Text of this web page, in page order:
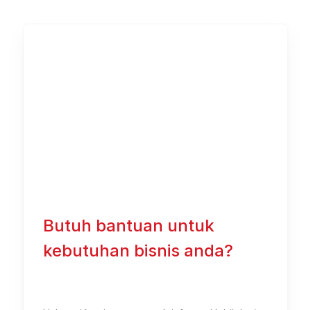
Butuh bantuan untuk
kebutuhan bisnis anda?